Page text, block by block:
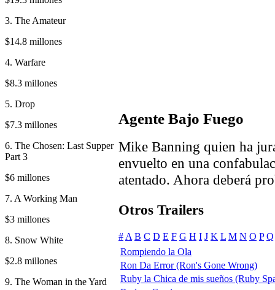
3. The Amateur
$14.8 millones
4. Warfare
$8.3 millones
5. Drop
$7.3 millones
6. The Chosen: Last Supper
Part 3
$6 millones
7. A Working Man
$3 millones
8. Snow White
$2.8 millones
9. The Woman in the Yard
Agente Bajo Fuego
Mike Banning quien ha
envuelto en una
atentado. Ahora deberá
Otros Trailers
# A B C D E F G H I J K L M N O P Q
Rompiendo la Ola
Ron Da Error (Ron's Gone Wrong)
Ruby la Chica de mis sueños (Ruby